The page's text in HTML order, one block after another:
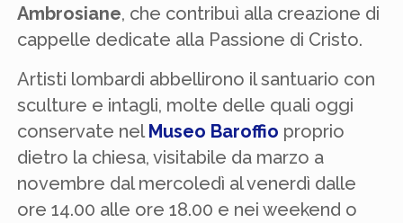
Ambrosiane, che contribuì alla creazione di
cappelle dedicate alla Passione di Cristo.
Artisti lombardi abbellirono il santuario con
sculture e intagli, molte delle quali oggi
conservate nelMuseo Baroffio proprio
dietro la chiesa, visitabile da marzo a
novembre dal mercoledì al venerdì dalle
ore 14.00 alle ore 18.00 e nei weekend o